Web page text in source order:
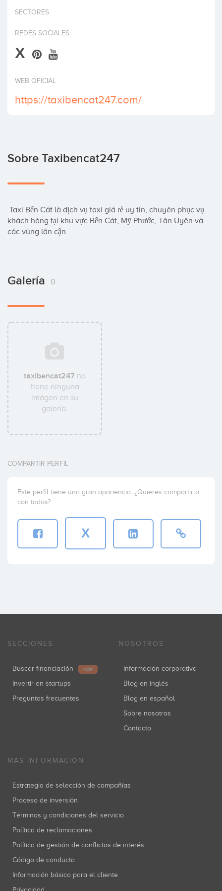
Invertir
SECTORES
REDES SOCIALES
X
WEB OFICIAL
https://taxibencat247.com/
Sobre Taxibencat247
khách hàng tại khu vực Bến Cát, Mỹ Phước, Tân Uyên và
các vùng lân cận.
Galería 0
taxibencat247 no
tiene ninguna
imágen en su
galería.
COMPARTIR PERFIL
Este perfil tiene una gran apariencia. ¿Quieres compartirlo
con todos?
X
SECCIONES
Buscar financiación NEW
Invertir en startups
Preguntas frecuentes
NOSOTROS
Información corporativa
Blog en inglés
Blog en español
Sobre nosotros
Contacto
MÁS INFORMACIÓN
Estrategia de selección de compañías
Proceso de inversión
Términos y condiciones del servicio
Política de reclamaciones
Política de gestión de conflictos de interés
Código de conducta
Información básica para el cliente